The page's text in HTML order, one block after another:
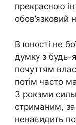
прекрасною
обов’язковий
В юності не
думку з будь-
почуттям
потім часто
З роками
стриманим,
ненавидить